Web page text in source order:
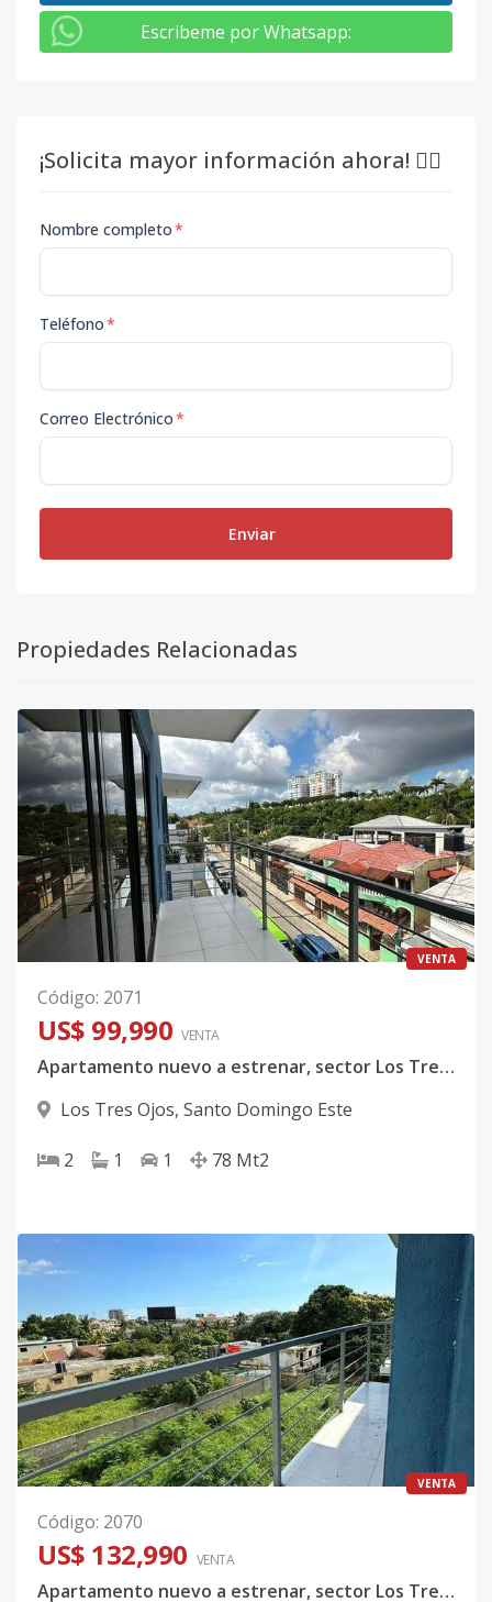
Escribeme por Whatsapp:
¡Solicita mayor información ahora! 👇🏽
Nombre completo*
Teléfono*
Correo Electrónico*
Enviar
Propiedades Relacionadas
VENTA
Código: 2071
US$ 99,990 VENTA
Apartamento nuevo a estrenar, sector Los Tres Ojos.
Los Tres Ojos, Santo Domingo Este
2 1 1 78 Mt2
VENTA
Código: 2070
US$ 132,990 VENTA
Apartamento nuevo a estrenar, sector Los Tres Ojos.